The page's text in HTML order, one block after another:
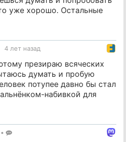
уже хорошо. Остальные
4 лет назад
презираю всяческих
думать и пробую
потупее давно бы стал
набивкой для
•